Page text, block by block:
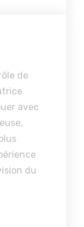
de
avec
du